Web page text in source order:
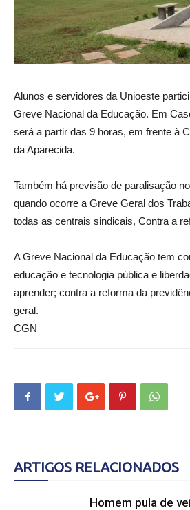
Alunos e servidores da Unioeste
Greve Nacional da Educação. Em
será a partir das 9 horas, em frente à
da Aparecida.
Também há previsão de paralisação
quando ocorre a Greve Geral dos
todas as centrais sindicais, Contra a
A Greve Nacional da Educação tem
educação e tecnologia pública e
aprender; contra a reforma da
geral.
CGN
ARTIGOS RELACIONADOS
Homem pula de